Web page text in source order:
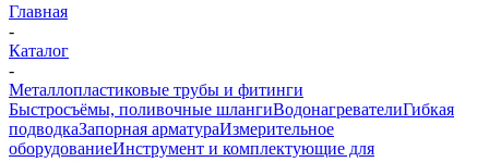
Главная
-
Каталог
-
Металлопластиковые трубы и фитинги
Быстросъёмы, поливочные шлангиВодонагревателиГибкая
подводкаЗапорная арматураИзмерительное
оборудованиеИнструмент и комплектующие для